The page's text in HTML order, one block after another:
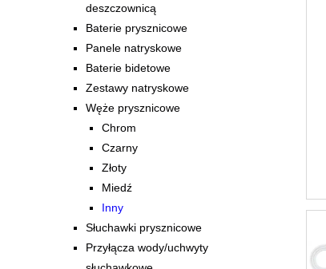
deszczownicą
Baterie prysznicowe
Panele natryskowe
Baterie bidetowe
Zestawy natryskowe
Węże prysznicowe
Chrom
Czarny
Złoty
Miedź
Inny
Słuchawki prysznicowe
Przyłącza wody/uchwyty